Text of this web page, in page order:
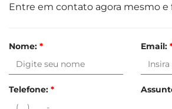
Entre em contato agora mesmo e
Nome: * Email:
Telefone: *